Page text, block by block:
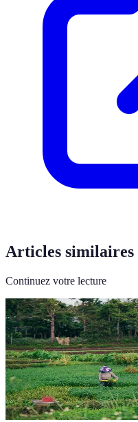
Articles similaires
Continuez votre lecture